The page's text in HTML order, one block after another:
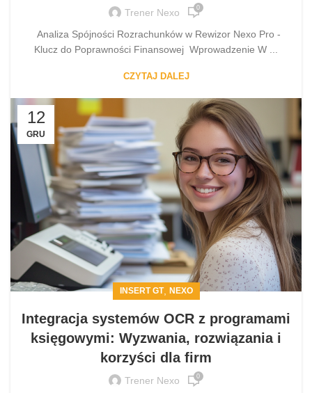
Trener Nexo 0
Analiza Spójności Rozrachunków w Rewizor Nexo Pro -
Klucz do Poprawności Finansowej Wprowadzenie W ...
CZYTAJ DALEJ
12
GRU
INSERT GT, NEXO
Integracja systemów OCR z programami
księgowymi: Wyzwania, rozwiązania i
korzyści dla firm
Trener Nexo 0